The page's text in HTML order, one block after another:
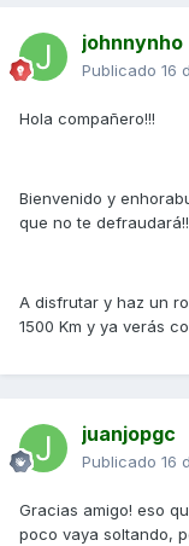
johnnynho
Publicado 16
Hola compañero!!!
Bienvenido y
que no te
A disfrutar y haz un
1500 Km y ya verás
juanjopgc
Publicado 16
Gracias amigo! eso
poco vaya soltando,